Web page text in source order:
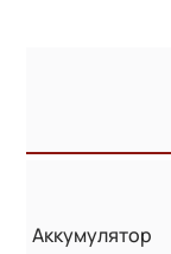
Аккумулятор